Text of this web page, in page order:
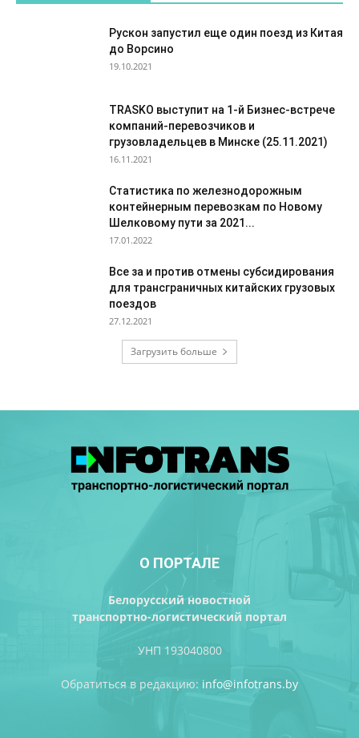
Рускон запустил еще один поезд из Китая
до Ворсино
19.10.2021
TRASKO выступит на 1-й Бизнес-встрече
компаний-перевозчиков и
грузовладельцев в Минске (25.11.2021)
16.11.2021
Статистика по железнодорожным
контейнерным перевозкам по Новому
Шелковому пути за 2021...
17.01.2022
Все за и против отмены субсидирования
для трансграничных китайских грузовых
поездов
27.12.2021
Загрузить больше
О ПОРТАЛЕ
Белорусский новостной
транспортно-логистический портал
УНП 193040800
Обратиться в редакцию: info@infotrans.bу